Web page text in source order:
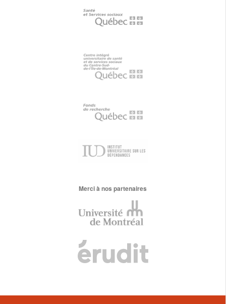
Merci à nos partenaires